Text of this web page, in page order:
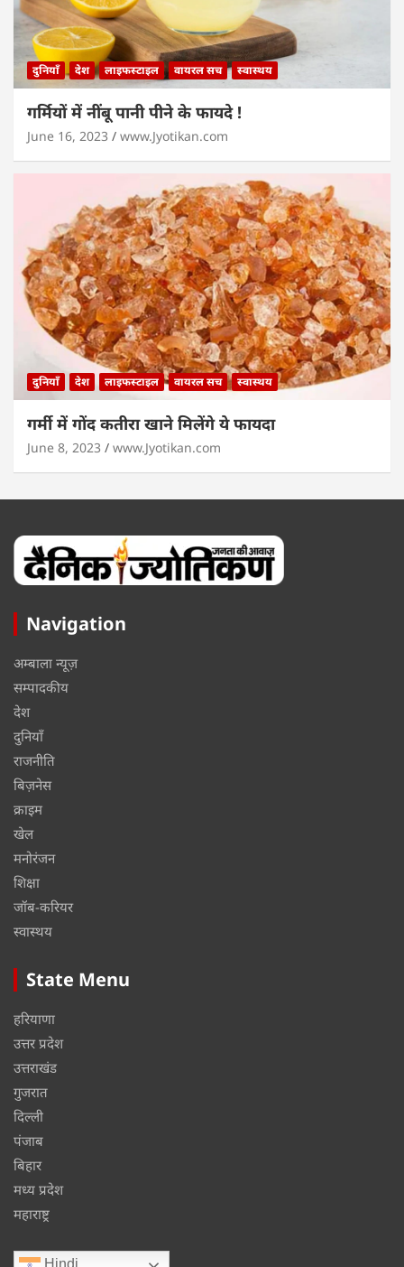
दुनियाँ देश लाइफस्टाइल वायरल सच स्वास्थय
गर्मियों में नींबू पानी पीने के फायदे !
June 16, 2023 www.Jyotikan.com
दुनियाँ देश लाइफस्टाइल वायरल सच स्वास्थय
गर्मी में गोंद कतीरा खाने मिलेंगे ये फायदा
June 8, 2023 www.Jyotikan.com
Navigation
अम्बाला न्यूज़
सम्पादकीय
देश
दुनियाँ
राजनीति
बिज़नेस
क्राइम
खेल
मनोरंजन
शिक्षा
जॉब-करियर
स्वास्थय
State Menu
हरियाणा
उत्तर प्रदेश
उत्तराखंड
गुजरात
दिल्ली
पंजाब
बिहार
मध्य प्रदेश
महाराष्ट्र
Hindi